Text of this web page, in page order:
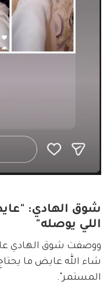
شوق الهادي:
اللي يوصله"
ووصفت شوق الهادي
شاء الله عايض ما يحتاج
المستمر".